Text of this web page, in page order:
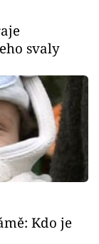
svaly
Kdo je